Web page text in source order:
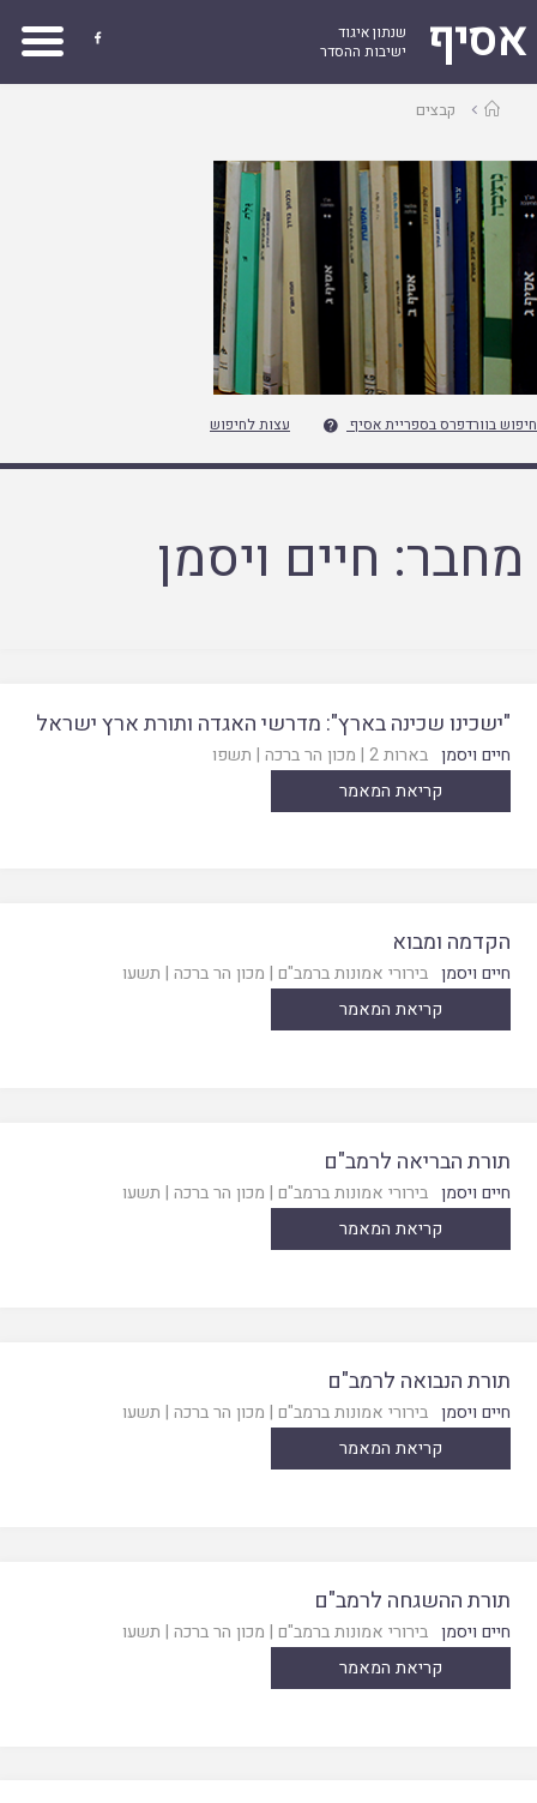
אסיף
שנתון איגוד
ישיבות ההסדר

עמודקבצים
חיפוש בוורדפרס בספריית אסיף  עצות לחיפוש
מחבר: חיים ויסמן
"ישכינו שכינה בארץ": מדרשי האגדה ותורת ארץ ישראל
חיים ויסמן בארות 2 | מכון הר ברכה | תשפו
קריאת המאמר
הקדמה ומבוא
חיים ויסמן בירורי אמונות ברמב"ם | מכון הר ברכה | תשעו
קריאת המאמר
תורת הבריאה לרמב"ם
חיים ויסמן בירורי אמונות ברמב"ם | מכון הר ברכה | תשעו
קריאת המאמר
תורת הנבואה לרמב"ם
חיים ויסמן בירורי אמונות ברמב"ם | מכון הר ברכה | תשעו
קריאת המאמר
תורת ההשגחה לרמב"ם
חיים ויסמן בירורי אמונות ברמב"ם | מכון הר ברכה | תשעו
קריאת המאמר